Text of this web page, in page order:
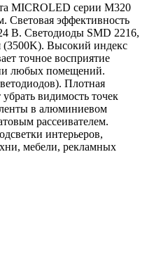
MICROLED серии M320
эффективность
В. Светодиоды SMD 2216,
(3500K). Высокий индекс
точное восприятие
любых помещений.
Плотная
видимость точек
в алюминиевом
рассеивателем.
интерьеров,
мебели, рекламных